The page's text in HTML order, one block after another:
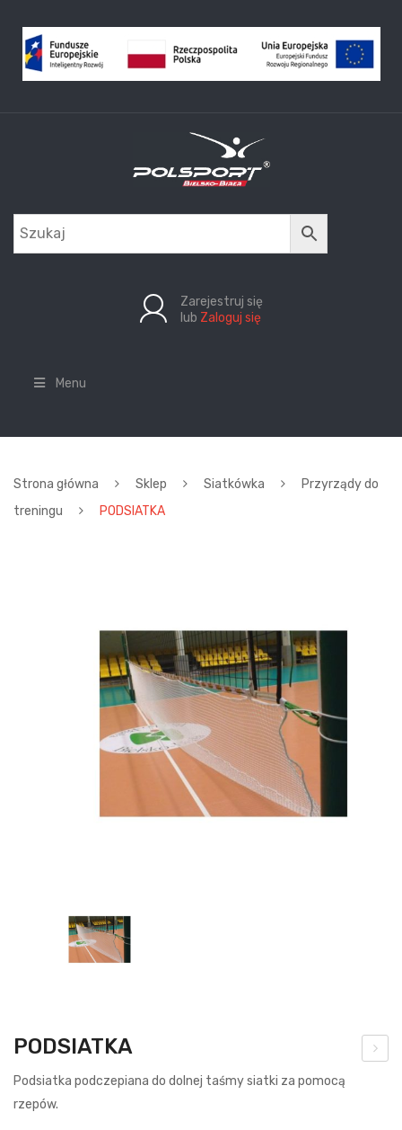
Zarejestruj się
lub Zaloguj się
Menu
Strona główna Sklep Siatkówka
Przyrządy do
treningu
PODSIATKA
PODSIATKA
Podsiatka podczepiana do dolnej taśmy siatki za pomocą
rzepów.